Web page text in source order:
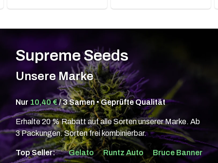
Supreme Seeds
Unsere Marke
Nur 10,40 €/ 3 Samen • Geprüfte Qualität
Erhalte 20 % Rabatt auf alle Sorten unserer Marke. Ab
3 Packungen. Sorten frei kombinierbar.
Top Seller: Gelato Runtz Auto Bruce Banner